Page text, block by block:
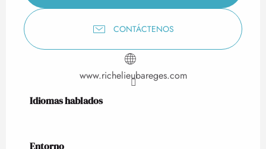
CONTÁCTENOS
www.richelieubareges.com
Idiomas hablados
Idiomas hablados
Entorno
Entorno